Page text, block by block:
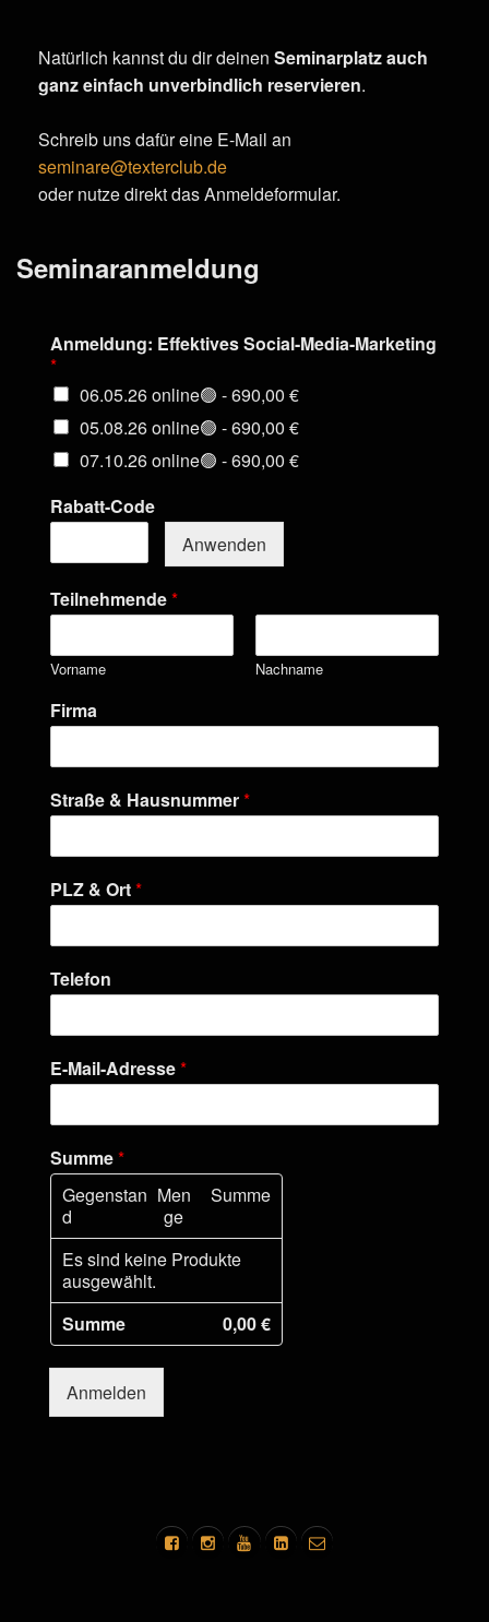
Natürlich kannst du dir deinen Seminarplatz auch
ganz einfach unverbindlich reservieren.
Schreib uns dafür eine E-Mail an
seminare@texterclub.de
oder nutze direkt das Anmeldeformular.
Seminaranmeldung
Anmeldung: Effektives Social-Media-Marketing
*
06.05.26 online🟢 -690,00 €
05.08.26 online🟢 -690,00 €
07.10.26 online🟢 -690,00 €
Rabatt-Code
Anwenden
Teilnehmende*
Vorname Nachname
Firma
Straße & Hausnummer*
PLZ & Ort*
Telefon
E-Mail-Adresse*
Summe*
Gegenstan
d
Men
ge
Summe
Es sind keine Produkte
ausgewählt.
Summe
0,00 €
Anmelden